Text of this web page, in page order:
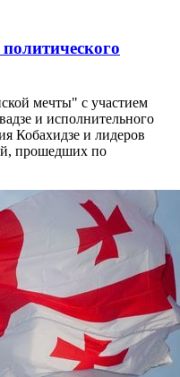
мечты" с участием
и исполнительного
Кобахидзе и лидеров
прошедших по